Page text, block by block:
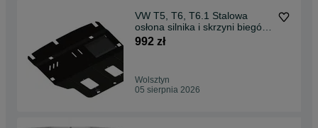
VW T5, T6, T6.1 Stalowa
osłona silnika i skrzyni biegów
+ Akcesoria
992 zł
Wolsztyn
05 sierpnia 2026